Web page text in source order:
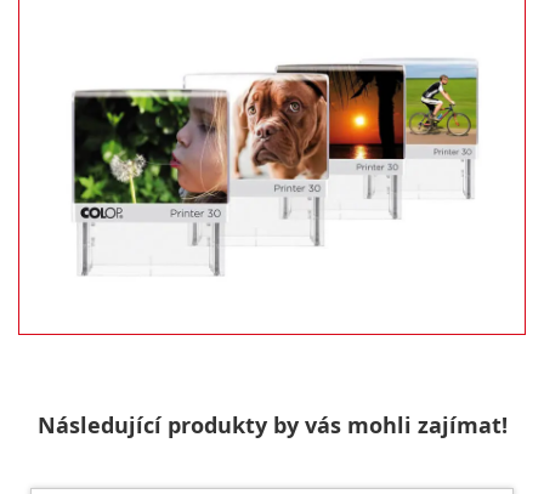
Následující produkty by vás mohli zajímat!